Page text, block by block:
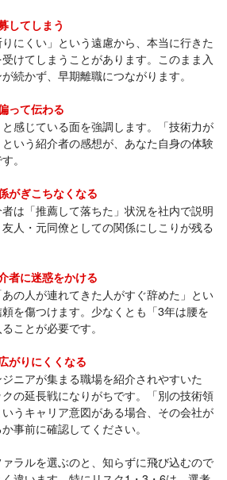
してしまう
りにくい」という遠慮から、本当に行きた
けてしまうことがあります。このまま入
続かず、早期離職につながります。
って伝わる
感じている面を強調します。「技術力が
いう紹介者の感想が、あなた自身の体験
。
がぎこちなくなる
は「推薦して落ちた」状況を社内で説明
人・元同僚としての関係にしこりが残る
者に迷惑をかける
の人が連れてきた人がすぐ辞めた」とい
を傷つけます。少なくとも「3年は腰を
ことが必要です。
がりにくくなる
ニアが集まる職場を紹介されやすいた
の延長戦になりがちです。「別の技術領
うキャリア意図がある場合、その会社が
事前に確認してください。
ラルを選ぶのと、知らずに飛び込むので